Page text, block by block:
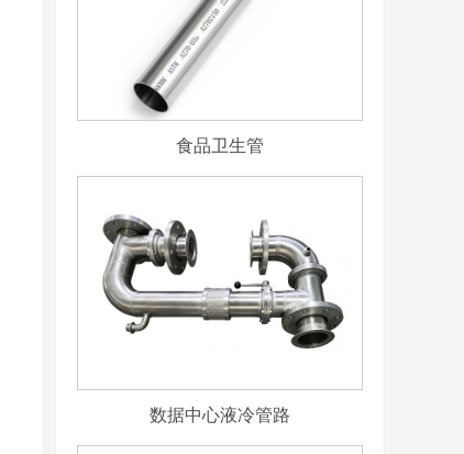
食品卫生管
数据中心液冷管路